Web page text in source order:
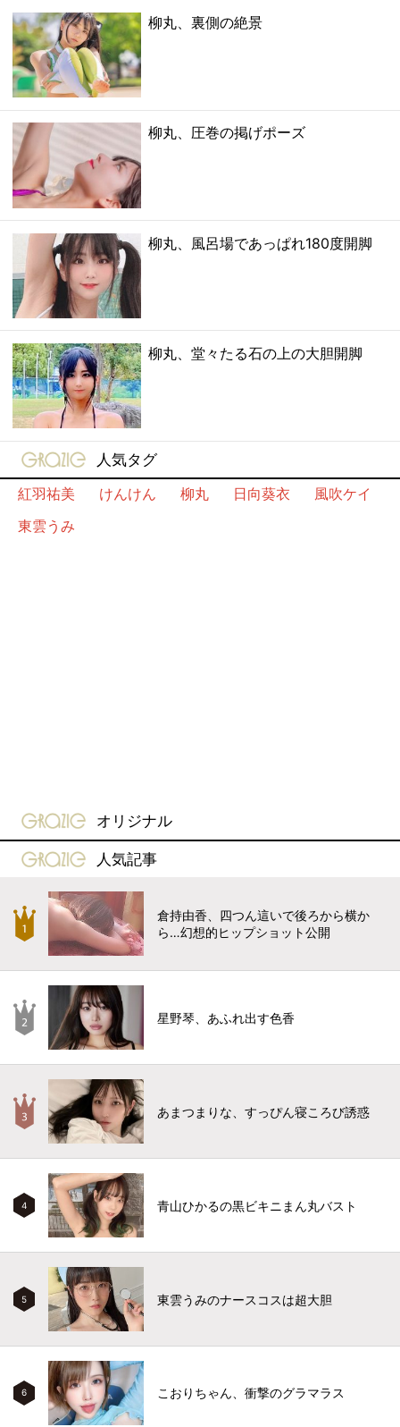
柳丸、裏側の絶景
柳丸、圧巻の掲げポーズ
柳丸、風呂場であっぱれ180度開脚
柳丸、堂々たる石の上の大胆開脚
gravure-grazie
人気タグ
紅羽祐美
けんけん 柳丸 日向葵衣
風吹ケイ
東雲うみ
gravure-grazie
オリジナル
gravure-grazie
人気記事
倉持由香、四つん這いで後ろから横か
ら…幻想的ヒップショット公開
星野琴、あふれ出す色香
あまつまりな、すっぴん寝ころび誘惑
4 青山ひかるの黒ビキニまん丸バスト
5 東雲うみのナースコスは超大胆
6 こおりちゃん、衝撃のグラマラス